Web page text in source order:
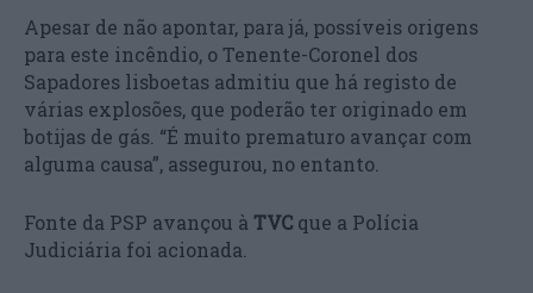
Apesar de não apontar, para já, possíveis origens
para este incêndio, o Tenente-Coronel dos
Sapadores lisboetas admitiu que há registo de
várias explosões, que poderão ter originado em
botijas de gás. “É muito prematuro avançar com
alguma causa”, assegurou, no entanto.
Fonte da PSP avançou à TVC que a Polícia
Judiciária foi acionada.